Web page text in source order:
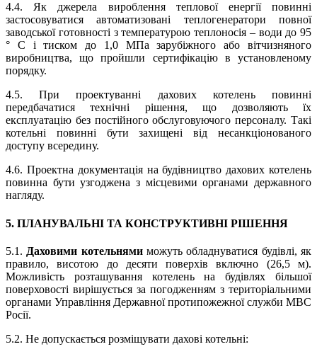
4.4. Як джерела вироблення теплової енергії повинні
застосовуватися автоматизовані теплогенератори повної
заводської готовності з температурою теплоносія – води до 95
° С і тиском до 1,0 МПа зарубіжного або вітчизняного
виробництва, що пройшли сертифікацію в установленому
порядку.
4.5. При проектуванні дахових котелень повинні
передбачатися технічні рішення, що дозволяють їх
експлуатацію без постійного обслуговуючого персоналу. Такі
котельні повинні бути захищені від несанкціонованого
доступу всередину.
4.6. Проектна документація на будівництво дахових котелень
повинна бути узгоджена з місцевими органами державного
нагляду.
5. ПЛАНУВАЛЬНІ ТА КОНСТРУКТИВНІ РІШЕННЯ
5.1. Даховими котельнямиможуть обладнуватися будівлі, як
правило, висотою до десяти поверхів включно (26,5 м).
Можливість розташування котелень на будівлях більшої
поверховості вирішується за погодженням з територіальними
органами Управління Державної протипожежної служби МВС
Росії.
5.2. Не допускається розміщувати дахові котельні: